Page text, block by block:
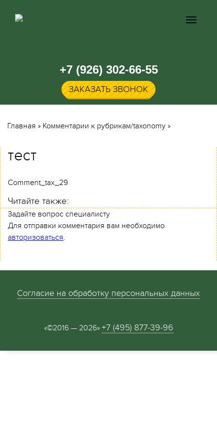
Кнопка
+7 (926) 302-66-55
ЗАКАЗАТЬ ЗВОНОК
Главная » Комментарии к рубрикам/taxonomy »
тест
Comment_tax_29
Читайте также:
Задайте вопрос специалисту
Для отправки комментария вам необходимо
авторизоваться.
Согласие на обработку персональных данных
«©2016 — 2026» +7 (495) 877-39-96